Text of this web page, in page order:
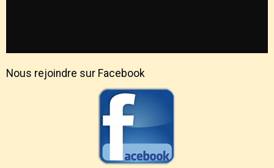
Nous rejoindre sur Facebook